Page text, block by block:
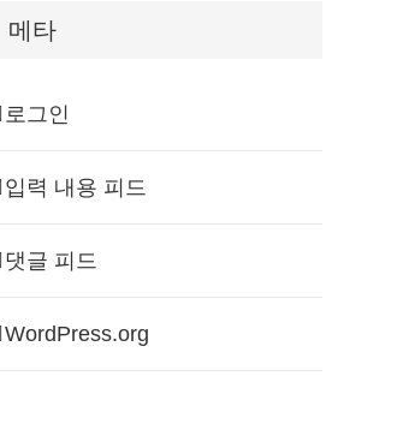
메타
로그인
입력 내용 피드
댓글 피드
WordPress.org